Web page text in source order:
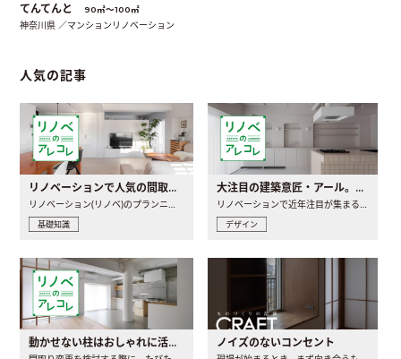
てんてんと 90㎡〜100㎡
神奈川県 ／マンションリノベーション
人気の記事
リノベーションで人気の間取りとは？トレンドの間取りと実例を徹底解説
基礎知識
大注目の建築意匠・アール。人気の理由と空間に取り入れるポイント
デザイン
動かせない柱はおしゃれに活用！柱を魅せるリノベーション(リノベ)4選 ノイズのないコンセント